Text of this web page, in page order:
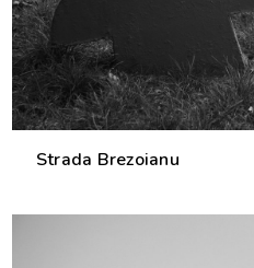
Strada Brezoianu